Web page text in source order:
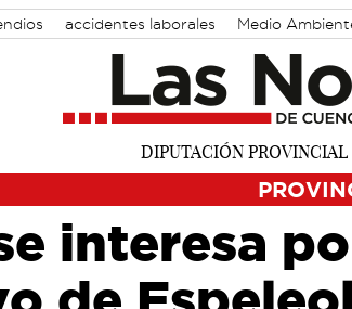
accidentes laborales Medio
interesa